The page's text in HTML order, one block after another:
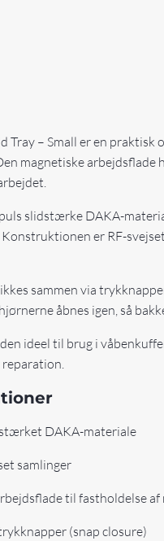
Tray – Small er en
magnetiske
slidstærke DAKA-
er RF-
sammen via
åbnes igen, så
ideel til brug i
reparation.
DAKA-materiale
samlinger
til fastholdelse af
(snap closure)